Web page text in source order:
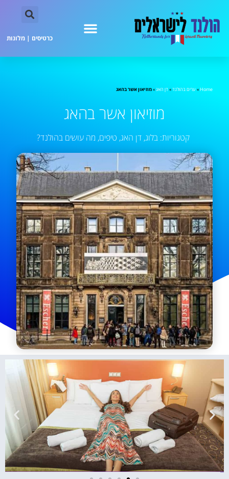
כרטיסים | מלונות
Home
» ערים בהולנד»דן האג»מוזיאון אשר בהאג
מוזיאון אשר בהאג
קטגוריות: בלוג, דן האג, טיפים, מה עושים בהולנד?